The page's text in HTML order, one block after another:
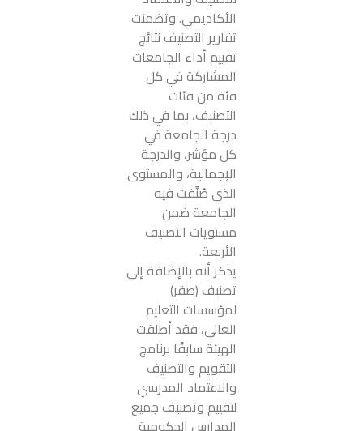
الأكاديمي. وتضمنت
تقارير التصنيف نتائج
تقييم أداء الجامعات
المشاركة في كل
فئة من فئات
التصنيف، بما في ذلك
درجة الجامعة في
كل مؤشر، والدرجة
الإجمالية، والمستوى
الذي صُنِّفت فيه
الجامعة ضمن
مستويات التصنيف
الأربعة.
يذكر أنه بالإضافة إلى
تصنيف (صقر)
لمؤسسات التعليم
العالي، فقد أطلقت
الهيئة سابقًا برنامج
التقويم والتصنيف
والاعتماد المدرسي
لتقييم وتصنيف جميع